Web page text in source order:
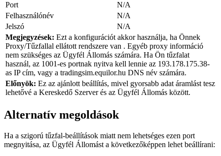
Port
N/A
Felhasználónév
N/A
Jelszó
N/A
Megjegyzések: Ezt a konfigurációt akkor használja, ha Önnek
Proxy/Tűzfallal ellátott rendszere van . Egyéb proxy információ
nem szükséges az Ügyfél Állomás számára. Ha Ön tűzfalat
használ, az 1001-es portnak nyitva kell lennie az 193.178.175.38-
as IP cím, vagy a tradingsim.equilor.hu DNS név számára.
Előnyök: Ez az ajánlott beállítás, mivel gyorsabb adat áramlást tesz
lehetővé a Kereskedő Szerver és az Ügyfél Állomás között.
Alternatív megoldások
Ha a szigorú tűzfal-beállítások miatt nem lehetséges ezen port
megnyitása, az Ügyfél Állomást a következőképpen lehet beállírani: